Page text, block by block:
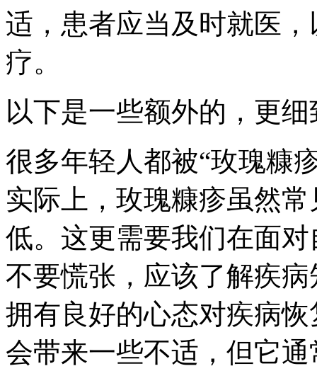
适，患者应当及时就医
疗。
以下是一些额外的，更
很多年轻人都被“玫瑰糠
实际上，玫瑰糠疹虽然
低。这更需要我们在面
不要慌张，应该了解疾
拥有良好的心态对疾病
会带来一些不适，但它